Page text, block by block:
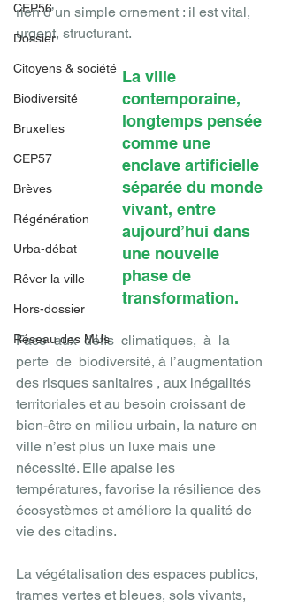
CEP56
Dossier
Citoyens & société
Biodiversité
Bruxelles
CEP57
Brèves
Régénération
Urba-débat
Rêver la ville
Hors-dossier
Réseau des MUs
rien d’un simple ornement : il est vital,
urgent, structurant.
La ville
contemporaine,
longtemps pensée
comme une
enclave artificielle
séparée du monde
vivant, entre
aujourd’hui dans
une nouvelle
phase de
transformation.
Face  aux  défis  climatiques,  à  la
perte  de  biodiversité, à l’augmentation
des risques sanitaires , aux inégalités
territoriales et au besoin croissant de
bien-être en milieu urbain, la nature en
ville n’est plus un luxe mais une
nécessité. Elle apaise les
températures, favorise la résilience des
écosystèmes et améliore la qualité de
vie des citadins.
La végétalisation des espaces publics,
trames vertes et bleues, sols vivants,